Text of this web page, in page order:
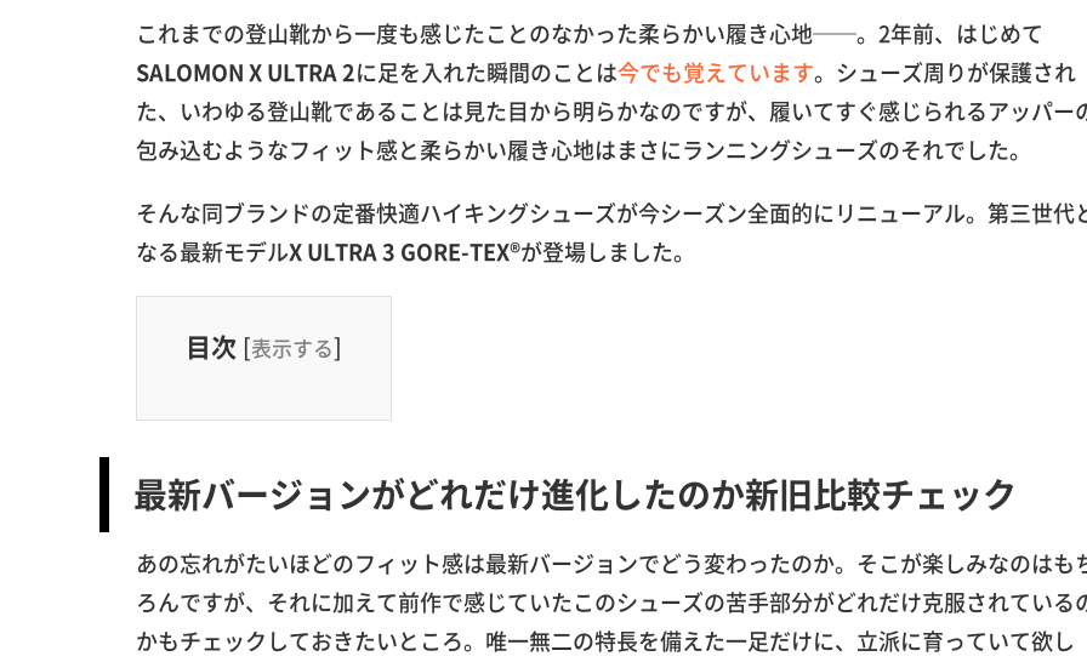
これまでの登山靴から一度も感じたことのなかった柔らかい履き心地──。2年前、はじめて
SALOMON X ULTRA 2に足を入れた瞬間のことは今でも覚えています。シューズ周りが保護され
た、いわゆる登山靴であることは見た目から明らかなのですが、履いてすぐ感じられるアッパー
包み込むようなフィット感と柔らかい履き心地はまさにランニングシューズのそれでした。
そんな同ブランドの定番快適ハイキングシューズが今シーズン全面的にリニューアル。第三世代
なる最新モデルX ULTRA 3 GORE-TEX®が登場しました。
目次 [表示する]
最新バージョンがどれだけ進化したのか新旧比較チェック
あの忘れがたいほどのフィット感は最新バージョンでどう変わったのか。そこが楽しみなのはも
ろんですが、それに加えて前作で感じていたこのシューズの苦手部分がどれだけ克服されている
かもチェックしておきたいところ。唯一無二の特長を備えた一足だけに、立派に育っていて欲し